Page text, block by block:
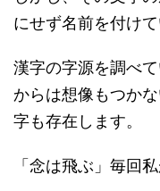
にせず名前を付け
漢字の字源を調べ
からは想像もつか
字も存在します。
「念は飛ぶ」毎回